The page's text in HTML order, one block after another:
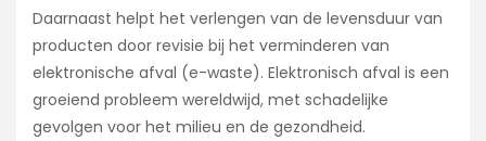
Daarnaast helpt het verlengen van de levensduur van
producten door revisie bij het verminderen van
elektronische afval (e-waste). Elektronisch afval is een
groeiend probleem wereldwijd, met schadelijke
gevolgen voor het milieu en de gezondheid.